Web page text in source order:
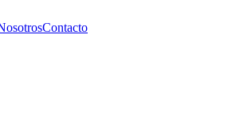
Contacto